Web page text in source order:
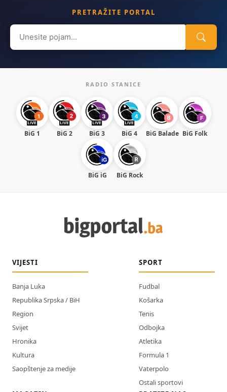
PRETRAŽITE PORTAL
Search
for:
RADIO STANICE
BiG 1 BiG 2 BiG 3 BiG 4 BiG Balade BiG Folk
BiG iG BiG Rock
VIJESTI
Banja Luka
Republika Srpska / BiH
Region
Svijet
Hronika
Kultura
Saopštenje za medije
SPORT
Fudbal
Košarka
Tenis
Odbojka
Atletika
Formula 1
Vaterpolo
Ostali sportovi